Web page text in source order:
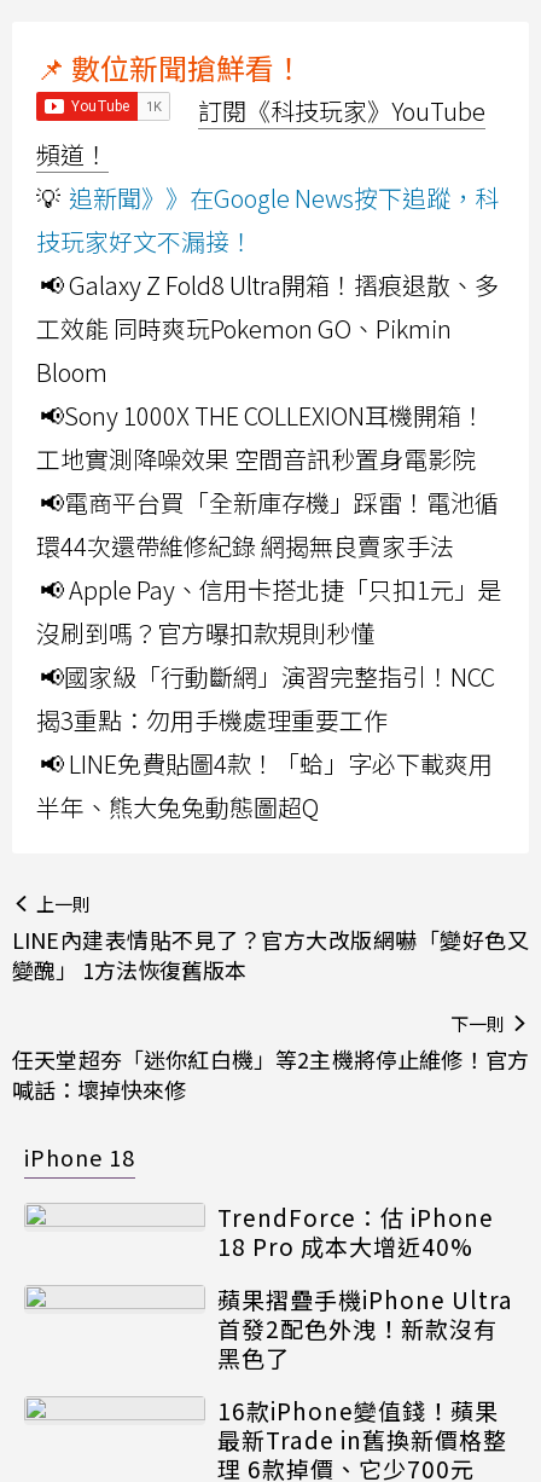
📌 數位新聞搶鮮看！
訂閱《科技玩家》YouTube
頻道！
💡 追新聞》》在Google News按下追蹤，科
技玩家好文不漏接！
📢 Galaxy Z Fold8 Ultra開箱！摺痕退散、多
工效能 同時爽玩Pokemon GO、Pikmin
Bloom
📢Sony 1000X THE COLLEXION耳機開箱！
工地實測降噪效果 空間音訊秒置身電影院
📢電商平台買「全新庫存機」踩雷！電池循
環44次還帶維修紀錄 網揭無良賣家手法
📢 Apple Pay、信用卡搭北捷「只扣1元」是
沒刷到嗎？官方曝扣款規則秒懂
📢國家級「行動斷網」演習完整指引！NCC
揭3重點：勿用手機處理重要工作
📢 LINE免費貼圖4款！「蛤」字必下載爽用
半年、熊大兔兔動態圖超Q
上一則
LINE內建表情貼不見了？官方大改版網嚇「變好色又
變醜」 1方法恢復舊版本
下一則
任天堂超夯「迷你紅白機」等2主機將停止維修！官方
喊話：壞掉快來修
iPhone 18
TrendForce：估 iPhone
18 Pro 成本大增近40%
蘋果摺疊手機iPhone Ultra
首發2配色外洩！新款沒有
黑色了
16款iPhone變值錢！蘋果
最新Trade in舊換新價格整
理 6款掉價、它少700元